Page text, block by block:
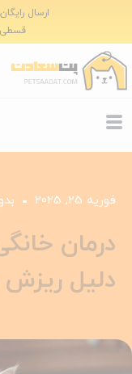
ارسال رایگان
قسطی خرید
فوریه 25, 2025
درمان
دلیل